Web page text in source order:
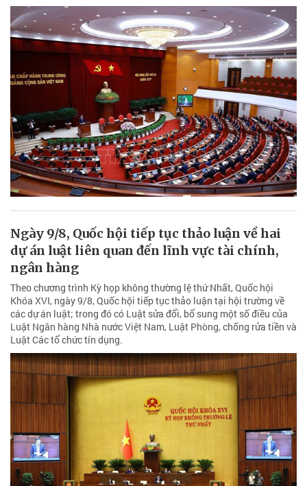
Ngày 9/8, Quốc hội tiếp tục thảo luận về hai
dự án luật liên quan đến lĩnh vực tài chính,
ngân hàng
Theo chương trình Kỳ họp không thường lệ thứ Nhất, Quốc hội
Khóa XVI, ngày 9/8, Quốc hội tiếp tục thảo luận tại hội trường về
các dự án luật; trong đó có Luật sửa đổi, bổ sung một số điều của
Luật Ngân hàng Nhà nước Việt Nam, Luật Phòng, chống rửa tiền và
Luật Các tổ chức tín dụng.